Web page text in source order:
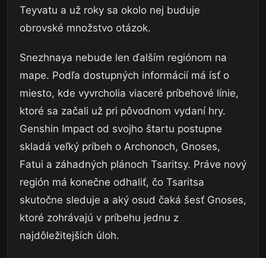
Teyvatu a už roky sa okolo nej buduje
obrovské množstvo otázok.
Snezhnaya nebude len ďalším regiónom na
mape. Podľa dostupných informácií má ísť o
miesto, kde vyvrcholia viaceré príbehové línie,
ktoré sa začali už pri pôvodnom vydaní hry.
Genshin Impact od svojho štartu postupne
skladá veľký príbeh o Archonoch, Gnoses,
Fatui a záhadných plánoch Tsaritsy. Práve nový
región má konečne odhaliť, čo Tsaritsa
skutočne sleduje a aký osud čaká šesť Gnoses,
ktoré zohrávajú v príbehu jednu z
najdôležitejších úloh.